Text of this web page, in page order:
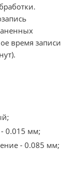
время записи
0.015 мм;
- 0.085 мм;